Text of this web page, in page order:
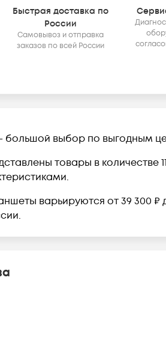
Быстрая доставка по
России
Самовывоз и отправка
заказов по всей России
большой выбор по выгодным
товары в
варьируются от 39 300 ₽